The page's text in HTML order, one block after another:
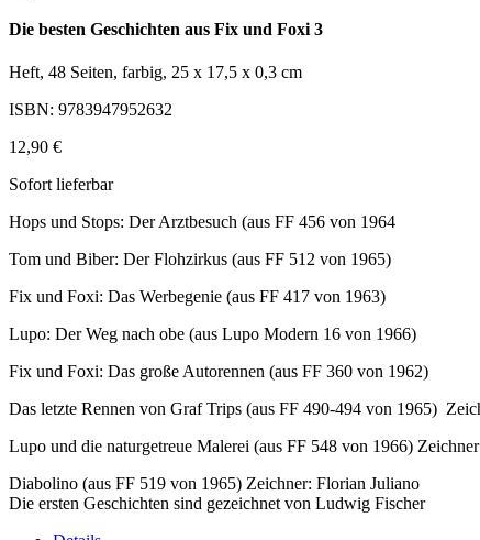
Die besten Geschichten aus Fix und Foxi 3
Heft, 48 Seiten, farbig, 25 x 17,5 x 0,3 cm
ISBN: 9783947952632
12,90 €
Sofort lieferbar
Hops und Stops: Der Arztbesuch (aus FF 456 von 1964
Tom und Biber: Der Flohzirkus (aus FF 512 von 1965)
Fix und Foxi: Das Werbegenie (aus FF 417 von 1963)
Lupo: Der Weg nach obe (aus Lupo Modern 16 von 1966)
Fix und Foxi: Das große Autorennen (aus FF 360 von 1962)
Das letzte Rennen von Graf Trips (aus FF 490-494 von 1965)
Lupo und die naturgetreue Malerei (aus FF 548 von 1966)
Diabolino (aus FF 519 von 1965) Zeichner: Florian Juliano
Die ersten Geschichten sind gezeichnet von Ludwig Fischer